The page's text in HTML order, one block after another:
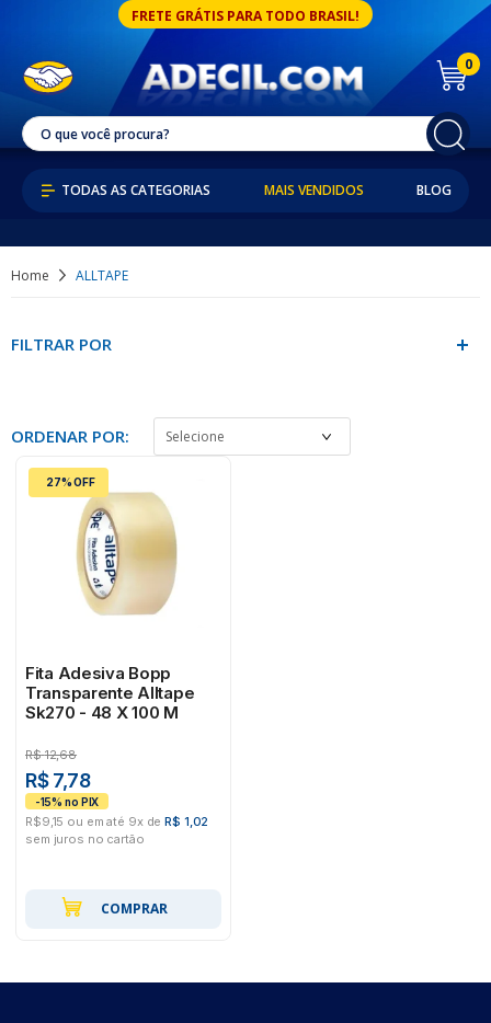
FRETE GRÁTIS PARA TODO BRASIL!
0
MAIS VENDIDOS BLOG
Home ALLTAPE
FILTRAR POR
ORDENAR POR:
27% OFF
Fita Adesiva Bopp
Transparente Alltape
Sk270 - 48 X 100 M
R$ 12,68
R$ 7,78
R$9,15 ou em até 9x deR$ 1,02
sem juros no cartão
COMPRAR